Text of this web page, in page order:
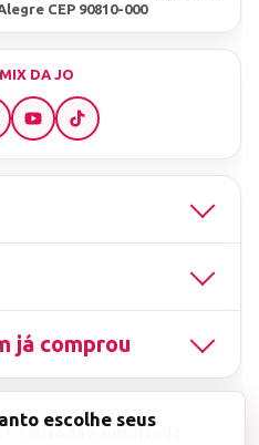
CEP 90810-000
DA JO
já comprou
25
escolhe seus